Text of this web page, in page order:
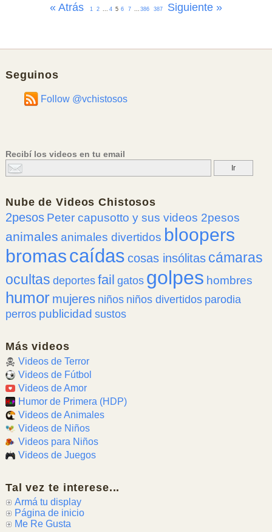
« Atrás 1 2 4 5 6 7 386 387 Siguiente »
Seguinos
Follow @vchistosos
Recibí los videos en tu email
Nube deVideos Chistosos
2pesos Peter capusotto y sus videos 2pesos
animales animales divertidos bloopers
bromascaídas cosas insólitas cámaras
ocultas deportes fail gatos golpes hombres
humor mujeres niños niños divertidos parodia
perros publicidad sustos
Más videos
Videos de Terror
Videos de Fútbol
Videos de Amor
Humor de Primera (HDP)
Videos de Animales
Videos de Niños
Videos para Niños
Videos de Juegos
Tal vez te interese...
Armá tu display
Página de inicio
Me Re Gusta